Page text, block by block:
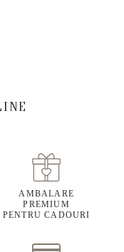
AMBALARE
PREMIUM
PENTRU CADOURI